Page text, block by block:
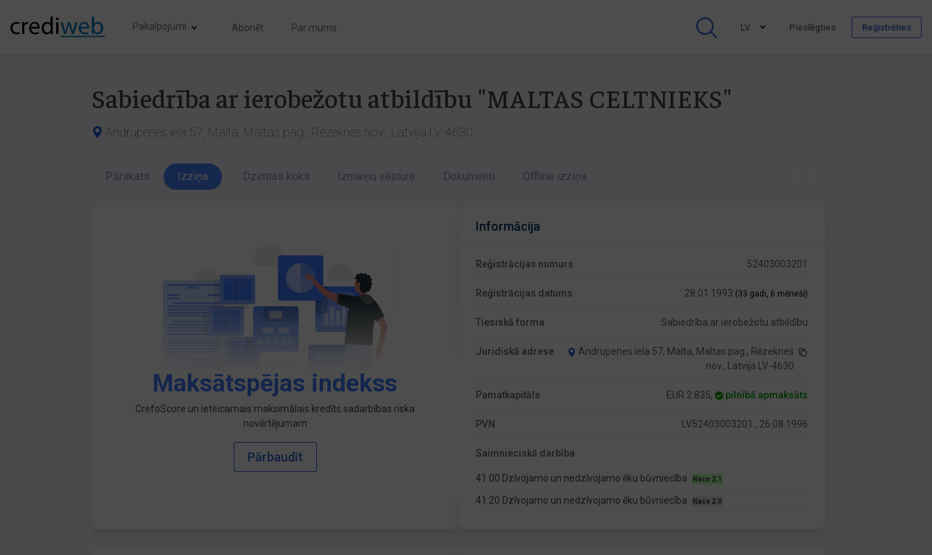
Pakalpojumi Abonēt Par mums LV Pieslēgties Reģistrēties
Sabiedrība ar ierobežotu atbildību "MALTAS CELTNIEKS"
Andrupenes iela 57, Malta, Maltas pag., Rēzeknes nov., Latvija LV-4630
Pārskats Izziņa Dzimtas koks Izmaiņu vēsture Dokumenti Offline izziņa
Maksātspējas indekss
CrefoScore un ieteicamais maksimālais kredīts sadarbības riska
novērtējumam
Pārbaudīt
Informācija
Reģistrācijas numurs 52403003201
Reģistrācijas datums 28.01.1993 (33 gadi, 6 mēneši)
Tiesiskā forma Sabiedrība ar ierobežotu atbildību
Juridiskā adrese
Andrupenes iela 57, Malta, Maltas pag., Rēzeknes
nov., Latvija LV-4630
Pamatkapitāls EUR 2 835, pilnībā apmaksāts
PVN LV52403003201 , 26.08.1996
Saimnieciskā darbība
41.00 Dzīvojamo un nedzīvojamo ēku būvniecība Nace 2.1
41.20 Dzīvojamo un nedzīvojamo ēku būvniecība Nace 2.0